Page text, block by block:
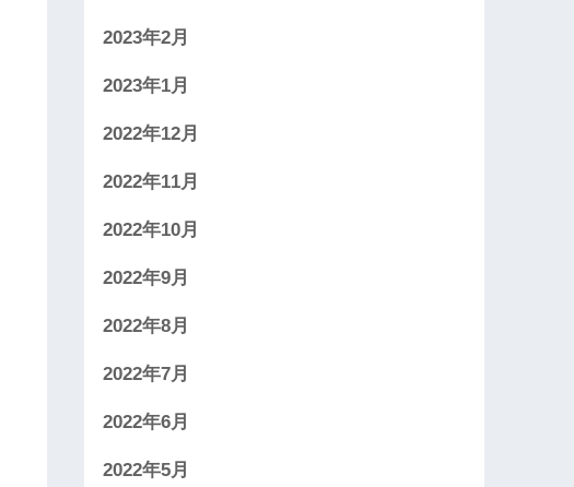
2023年2月
2023年1月
2022年12月
2022年11月
2022年10月
2022年9月
2022年8月
2022年7月
2022年6月
2022年5月